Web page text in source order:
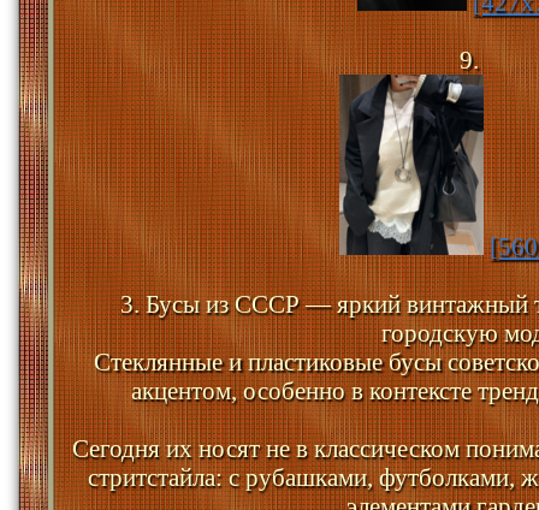
9.
3. Бусы из СССР — яркий винтажный
городскую
Стеклянные и пластиковые бусы
акцентом, особенно в контексте
Сегодня их носят не в классическом
стритстайла: с рубашками, футболками,